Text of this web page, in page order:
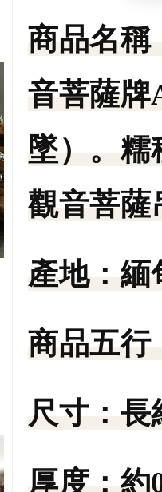
商品名稱
音菩薩牌
墜）。糯
觀音菩
產地： 緬
商品五行
尺寸： 長
厚度： 約